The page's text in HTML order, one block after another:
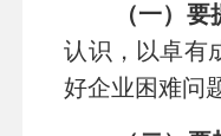
（一）
认识，以卓有
好企业困难问